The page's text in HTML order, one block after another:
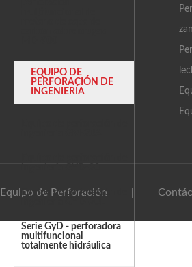
EQUIPO DE
PERFORACIÓN DE
INGENIERÍA
Equipo de perforación de
Serie GyD - perforadora
multifuncional
totalmente hidráulica
Equipo de Perforación